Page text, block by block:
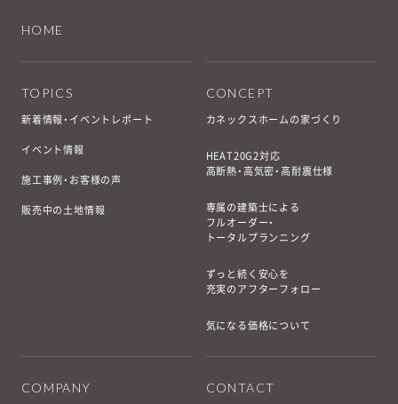
HOME
TOPICS
新着情報・イベントレポート
イベント情報
施工事例・お客様の声
販売中の土地情報
CONCEPT
カネックスホームの家づくり
HEAT20G2対応
高断熱・高気密・高耐震仕様
専属の建築士による
フルオーダー・
トータルプランニング
ずっと続く安心を
充実のアフターフォロー
気になる価格について
COMPANY CONTACT